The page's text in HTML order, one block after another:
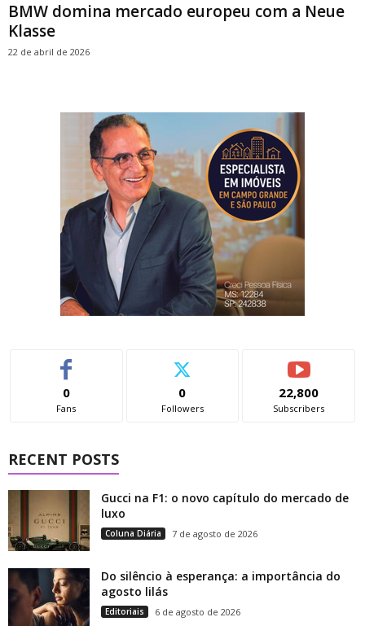
BMW domina mercado europeu com a Neue
Klasse
22 de abril de 2026
0
Fans
0
Followers
22,800
Subscribers
RECENT POSTS
Gucci na F1: o novo capítulo do mercado de
luxo
Coluna Diária 7 de agosto de 2026
Do silêncio à esperança: a importância do
agosto lilás
Editoriais 6 de agosto de 2026